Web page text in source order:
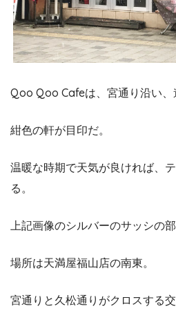
Qoo Qoo Cafeは、宮通り沿い、
紺色の軒が目印だ。
温暖な時期で天気が良ければ、
る。
上記画像のシルバーのサッシの
場所は天満屋福山店の南東。
宮通りと久松通りがクロスする